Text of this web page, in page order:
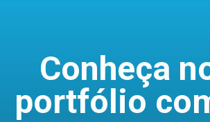
Conheça
portfólio